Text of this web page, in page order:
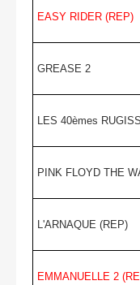
EASY RIDER (REP)
GREASE 2
LES 40èmes
PINK FLOYD THE
L'ARNAQUE (REP)
EMMANUELLE 2